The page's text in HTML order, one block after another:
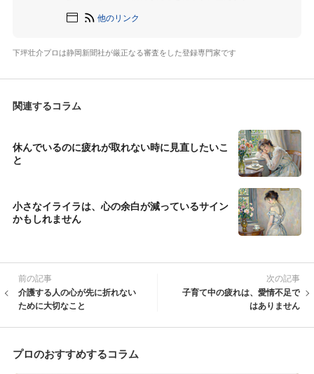
他のリンク
下坪壮介プロは静岡新聞社が厳正なる審査をした登録専門家です
関連するコラム
休んでいるのに疲れが取れない時に見直したいこ
と
小さなイライラは、心の余白が減っているサイン
かもしれません
前の記事
介護する人の心が先に折れない
ために大切なこと
次の記事
子育て中の疲れは、愛情不足で
はありません
プロのおすすめするコラム